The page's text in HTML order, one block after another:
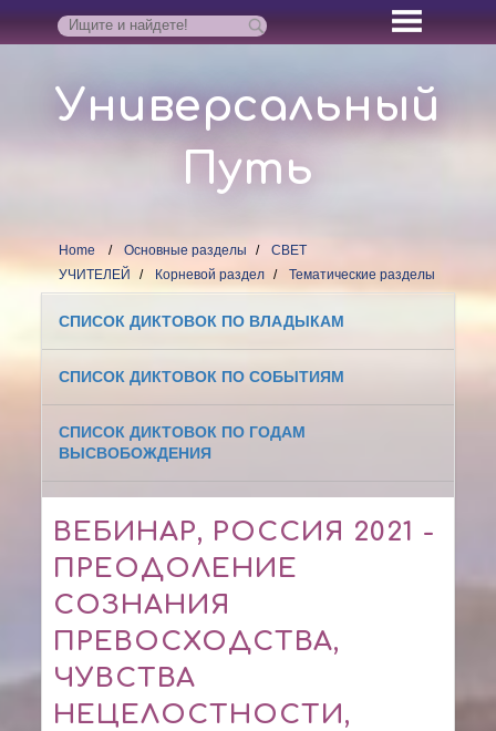
Универсальный
Путь
Home Основные разделы
СВЕТ
УЧИТЕЛЕЙ
Корневой раздел Тематические разделы
СПИСОК ДИКТОВОК ПО ВЛАДЫКАМ
СПИСОК ДИКТОВОК ПО СОБЫТИЯМ
СПИСОК ДИКТОВОК ПО ГОДАМ
ВЫСВОБОЖДЕНИЯ
ВЕБИНАР, РОССИЯ 2021 -
ПРЕОДОЛЕНИЕ
СОЗНАНИЯ
ПРЕВОСХОДСТВА,
ЧУВСТВА
НЕЦЕЛОСТНОСТИ,